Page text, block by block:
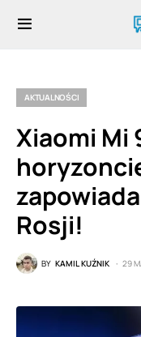
AKTUALNOŚCI
Xiaomi Mi
Rosji!
BY KAMIL KUŹNIK 29